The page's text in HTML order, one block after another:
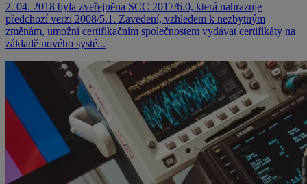
2. 04. 2018 byla zveřejněna SCC 2017/6.0, která nahrazuje
předchozí verzi 2008/5.1. Zavedení, vzhledem k nezbytným
změnám, umožní certifikačním společnostem vydávat certifikáty na
základě nového systé...